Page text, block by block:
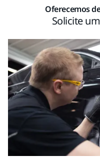
Oferecemos
Solicite